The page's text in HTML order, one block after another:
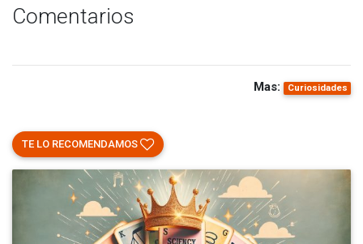
Comentarios
Mas: Curiosidades
TE LO RECOMENDAMOS